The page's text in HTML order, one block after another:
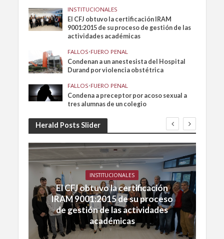
INSTITUCIONALES
El CFJ obtuvo la certificación IRAM
9001:2015 de su proceso de gestión de las
actividades académicas
FALLOS•FUERO PENAL
Condenan a un anestesista del Hospital
Durand por violencia obstétrica
FALLOS•FUERO PENAL
Condena a preceptor por acoso sexual a
tres alumnas de un colegio
Herald Posts Slider
INSTITUCIONALES
El CFJ obtuvo la certificación
IRAM 9001:2015 de su proceso
de gestión de las actividades
académicas